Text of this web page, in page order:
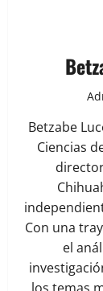
Betzabe
Ciencias
Con una
el